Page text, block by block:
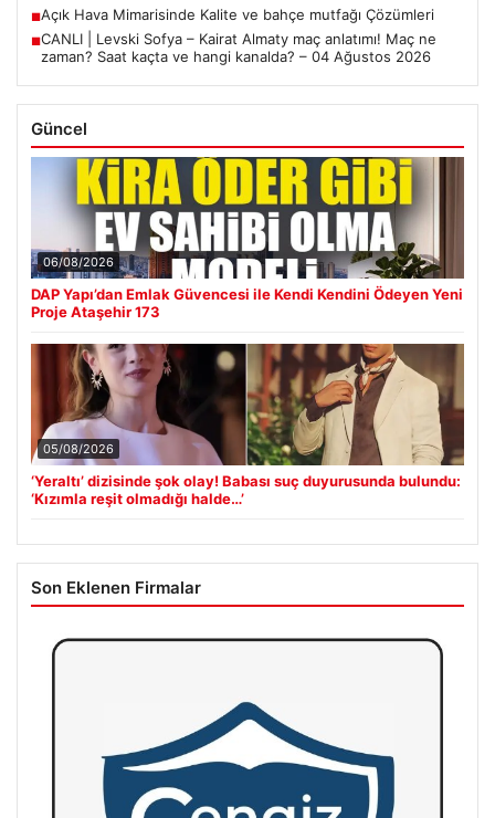
■Açık Hava Mimarisinde Kalite ve bahçe mutfağı Çözümleri
■CANLI | Levski Sofya – Kairat Almaty maç anlatımı! Maç ne
zaman? Saat kaçta ve hangi kanalda? – 04 Ağustos 2026
Güncel
06/08/2026
DAP Yapı’dan Emlak Güvencesi ile Kendi Kendini Ödeyen Yeni
Proje Ataşehir 173
05/08/2026
‘Yeraltı’ dizisinde şok olay! Babası suç duyurusunda bulundu:
‘Kızımla reşit olmadığı halde…’
Son Eklenen Firmalar